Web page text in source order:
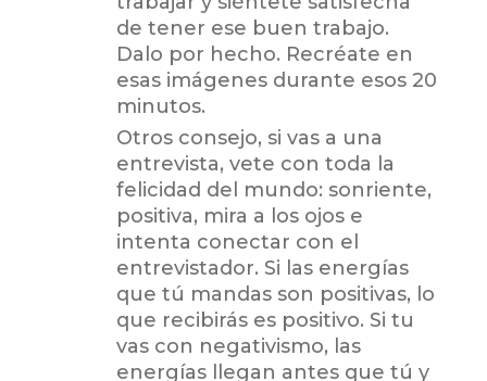
de tener ese buen trabajo.
Dalo por hecho. Recréate en
esas imágenes durante esos 20
minutos.
Otros consejo, si vas a una
entrevista, vete con toda la
felicidad del mundo: sonriente,
positiva, mira a los ojos e
intenta conectar con el
entrevistador. Si las energías
que tú mandas son positivas, lo
que recibirás es positivo. Si tu
vas con negativismo, las
energías llegan antes que tú y